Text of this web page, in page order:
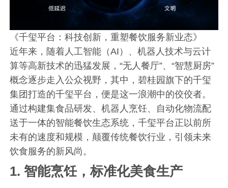
《千玺平台：科技创新，重塑餐饮服务新业态》
近年来，随着人工智能（AI）、机器人技术与云计
算等高新技术的迅猛发展，“无人餐厅”、“智慧厨房”
概念逐步走入公众视野，其中，碧桂园旗下的千玺
集团打造的千玺平台，便是这一浪潮中的佼佼者。
通过构建集食品研发、机器人烹饪、自动化物流配
送于一体的智能餐饮生态系统，千玺平台正以前所
未有的速度和规模，颠覆传统餐饮行业，引领未来
饮食服务的新风尚。
1.智能烹饪，标准化美食生产